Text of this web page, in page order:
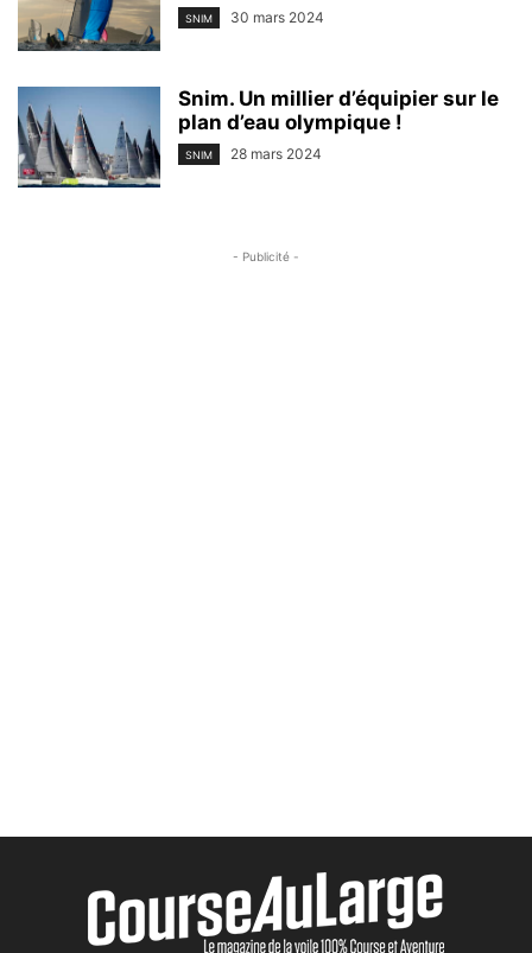
SNIM 30 mars 2024
Snim. Un millier d’équipier sur le
plan d’eau olympique !
SNIM 28 mars 2024
- Publicité -